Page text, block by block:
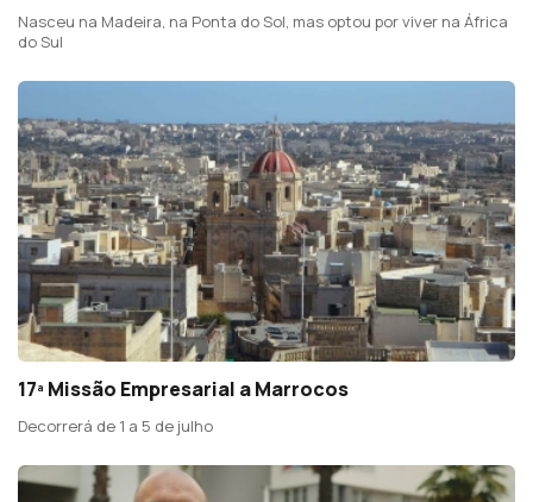
Nasceu na Madeira, na Ponta do Sol, mas optou por viver na África
do Sul
17ª Missão Empresarial a Marrocos
Decorrerá de 1 a 5 de julho